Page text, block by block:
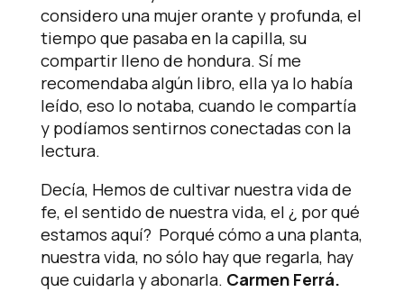
considero una mujer orante y profunda, el
tiempo que pasaba en la capilla, su
compartir lleno de hondura. Sí me
recomendaba algún libro, ella ya lo había
leído, eso lo notaba, cuando le compartía
y podíamos sentirnos conectadas con la
lectura.
Decía, Hemos de cultivar nuestra vida de
fe, el sentido de nuestra vida, el ¿ por qué
estamos aquí? Porqué cómo a una planta,
nuestra vida, no sólo hay que regarla, hay
que cuidarla y abonarla. Carmen Ferrá.